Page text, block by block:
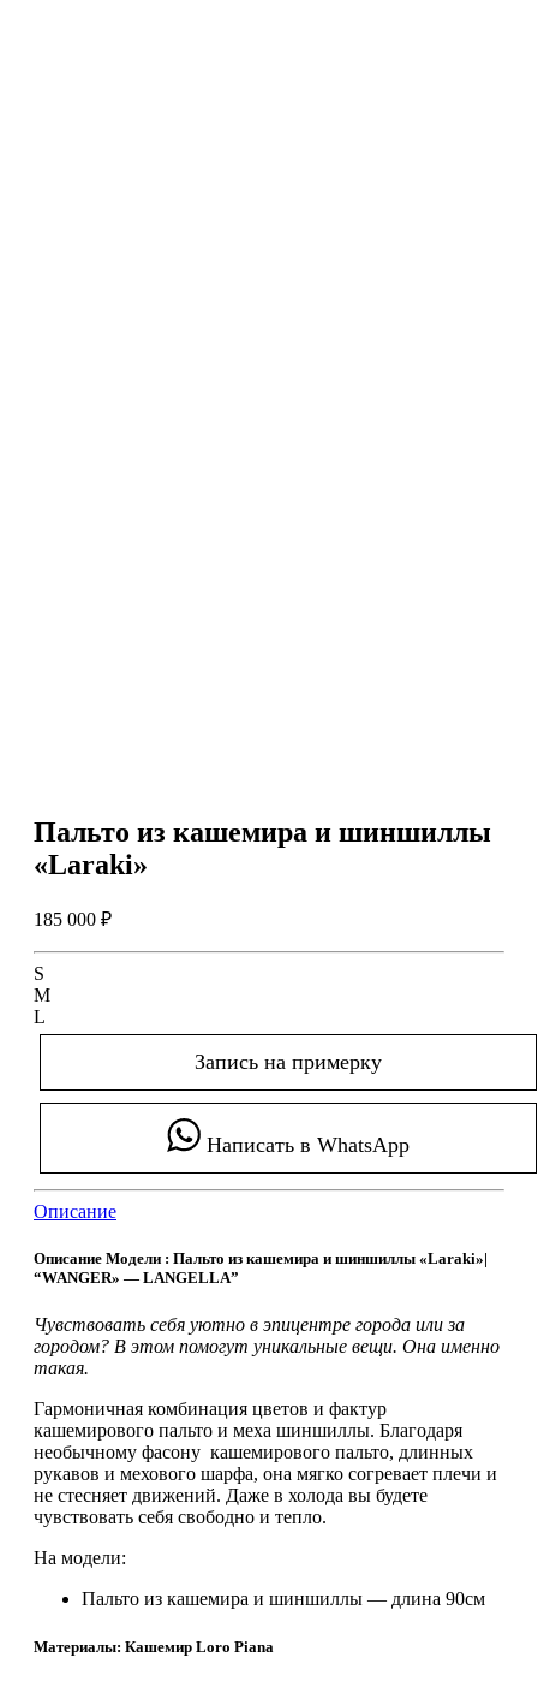
Пальто из кашемира и шиншиллы
«Laraki»
185 000 ₽
S
M
L
Запись на примерку
Написать в WhatsApp
Описание
Описание Модели : Пальто из кашемира и шиншиллы «Laraki»|
“WANGER» — LANGELLA”
Чувствовать себя уютно в эпицентре города или за
городом? В этом помогут уникальные вещи. Она именно
такая.
Гармоничная комбинация цветов и фактур
кашемирового пальто и меха шиншиллы. Благодаря
необычному фасону кашемирового пальто, длинных
рукавов и мехового шарфа, она мягко согревает плечи и
не стесняет движений. Даже в холода вы будете
чувствовать себя свободно и тепло.
На модели:
Пальто из кашемира и шиншиллы — длина 90см
Материалы: Кашемир Loro Piana